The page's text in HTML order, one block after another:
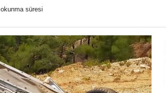
okunma süresi